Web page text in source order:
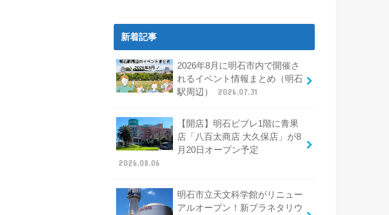
新着記事
2026年8月に明石市内で開催さ
れるイベント情報まとめ（明石
駅周辺）
2026.07.31
【開店】明石ビブレ1階に青果
店「八百太商店 大久保店」が8
月20日オープン予定
2026.08.06
明石市立天文科学館がリニュー
アルオープン！新プラネタリウ